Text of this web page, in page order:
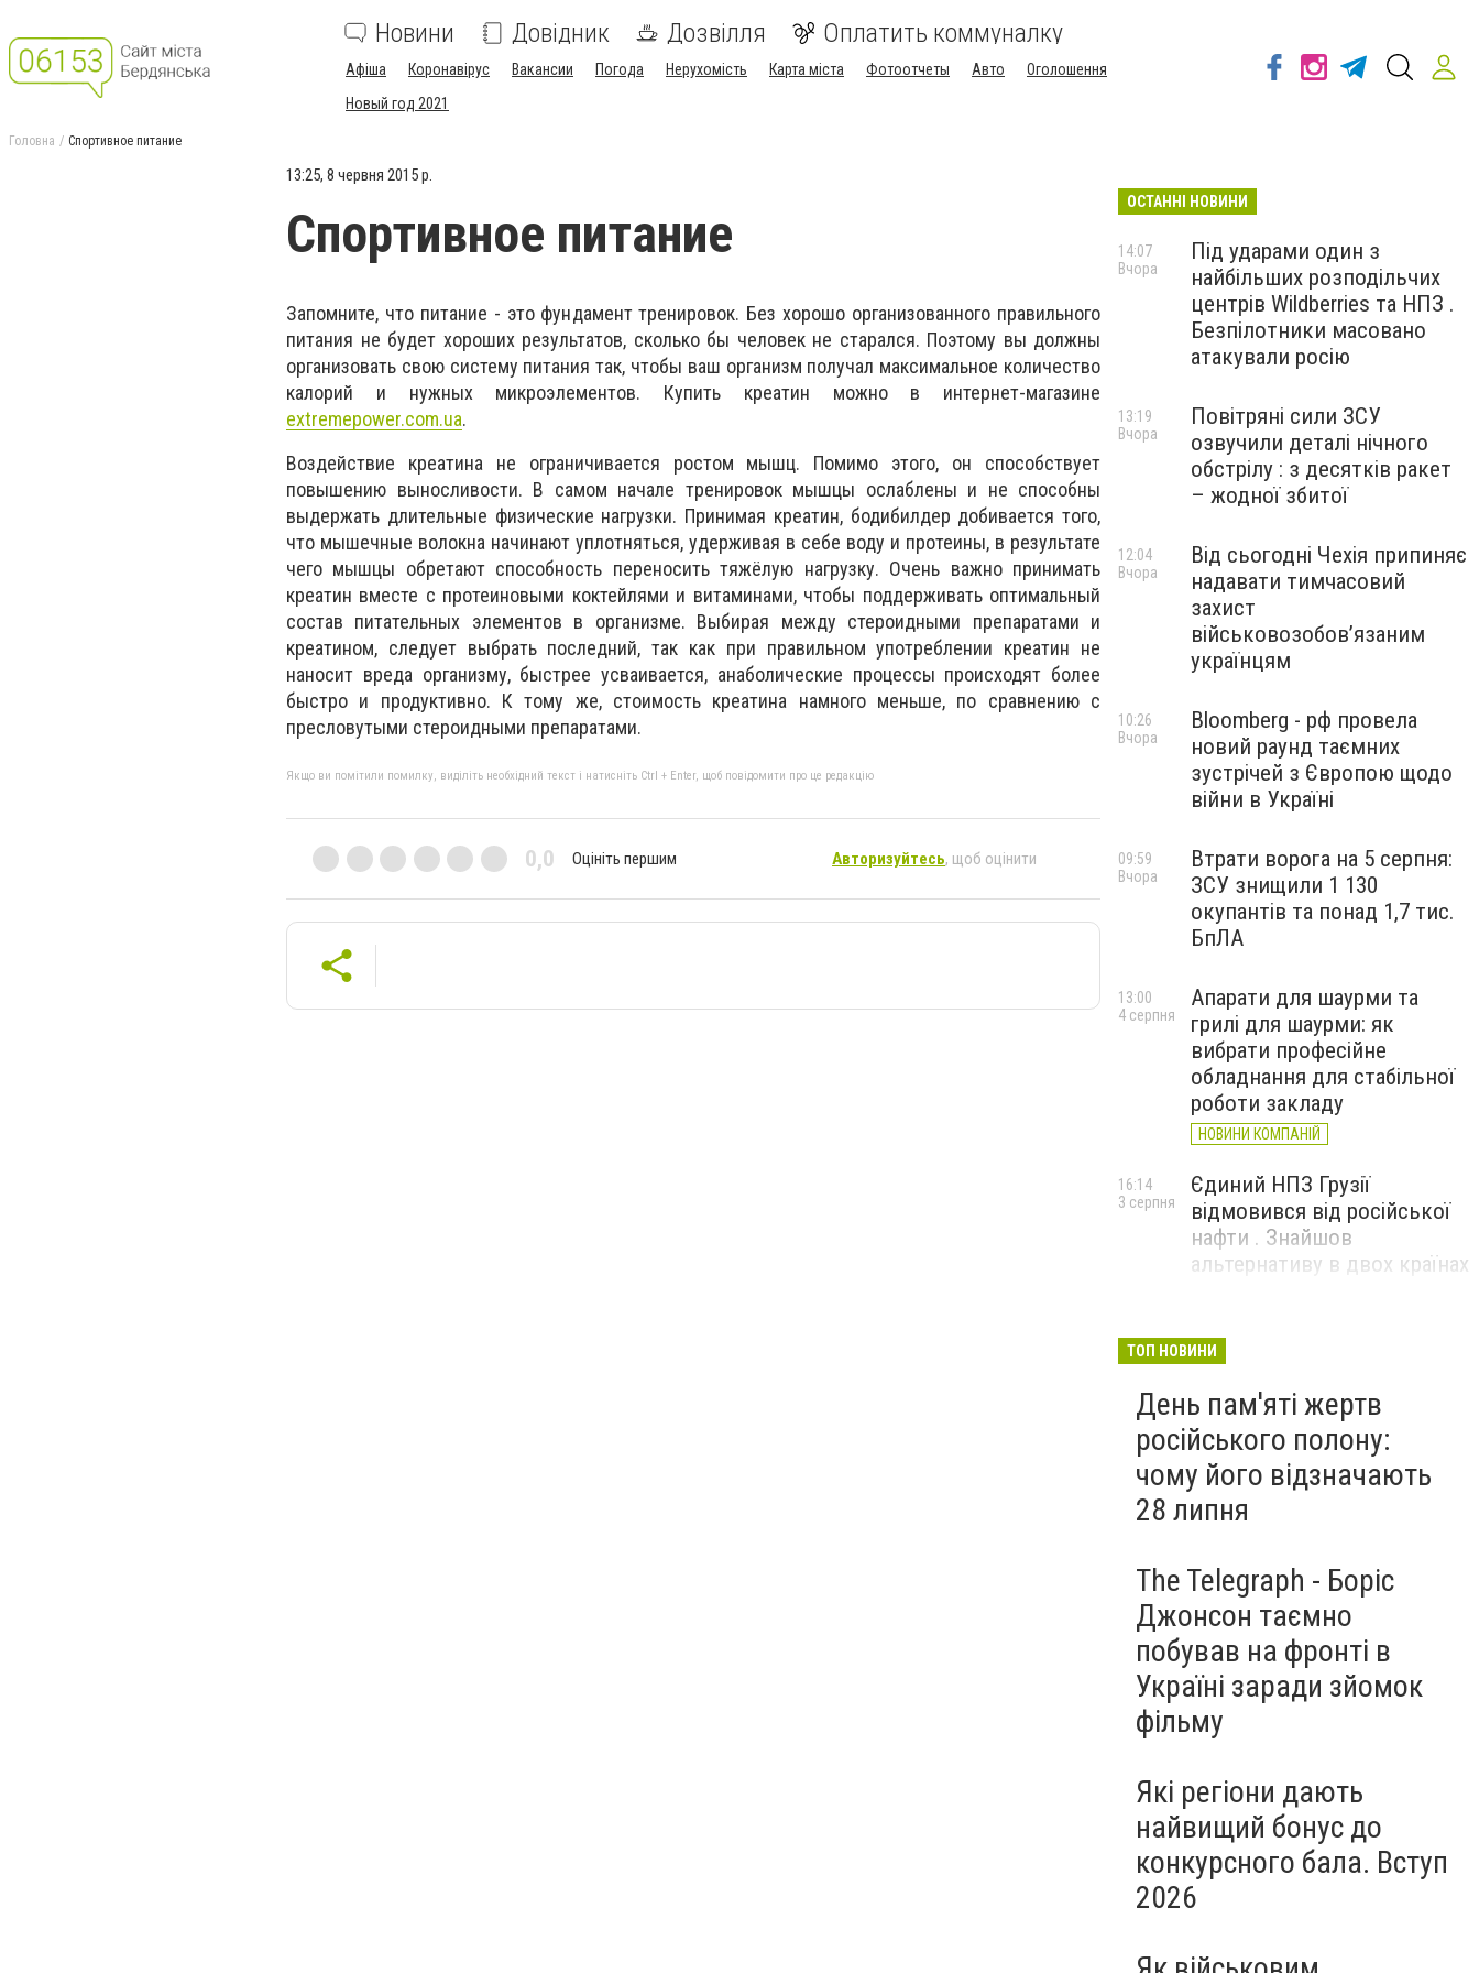
Новини Довідник Дозвілля Оплатить коммуналку
Афіша Коронавірус Вакансии Погода Нерухомість Карта міста Фотоотчеты Авто
Оголошення
Новый год 2021
Головна Спортивное питание
13:25, 8 червня 2015 р.
Спортивное питание
Запомните, что питание - это фундамент тренировок. Без хорошо организованного правильного
питания не будет хороших результатов, сколько бы человек не старался. Поэтому вы должны
организовать свою систему питания так, чтобы ваш организм получал максимальное количество
калорий и нужных микроэлементов. Купить креатин можно в интернет-магазине
extremepower.com.ua.
Воздействие креатина не ограничивается ростом мышц. Помимо этого, он способствует
повышению выносливости. В самом начале тренировок мышцы ослаблены и не способны
выдержать длительные физические нагрузки. Принимая креатин, бодибилдер добивается того,
что мышечные волокна начинают уплотняться, удерживая в себе воду и протеины, в результате
чего мышцы обретают способность переносить тяжёлую нагрузку. Очень важно принимать
креатин вместе с протеиновыми коктейлями и витаминами, чтобы поддерживать оптимальный
состав питательных элементов в организме. Выбирая между стероидными препаратами и
креатином, следует выбрать последний, так как при правильном употреблении креатин не
наносит вреда организму, быстрее усваивается, анаболические процессы происходят более
быстро и продуктивно. К тому же, стоимость креатина намного меньше, по сравнению с
пресловутыми стероидными препаратами.
Якщо ви помітили помилку, виділіть необхідний текст і натисніть Ctrl + Enter, щоб повідомити про це редакцію
0,0 Оцініть першим Авторизуйтесь, щоб оцінити
ОСТАННІ НОВИНИ
Під ударами один з
найбільших розподільчих
центрів Wildberries та НПЗ .
Безпілотники масовано
атакували росію
14:07
Вчора
Повітряні сили ЗСУ
озвучили деталі нічного
обстрілу : з десятків ракет
– жодної збитої
13:19
Вчора
Від сьогодні Чехія припиняє
надавати тимчасовий
захист
військовозобов’язаним
українцям
12:04
Вчора
Bloomberg - рф провела
новий раунд таємних
зустрічей з Європою щодо
війни в Україні
10:26
Вчора
Втрати ворога на 5 серпня:
ЗСУ знищили 1 130
окупантів та понад 1,7 тис.
БпЛА
09:59
Вчора
Апарати для шаурми та
грилі для шаурми: як
вибрати професійне
обладнання для стабільної
роботи закладу
НОВИНИ КОМПАНІЙ
13:00
4 серпня
Єдиний НПЗ Грузії
відмовився від російської
нафти . Знайшов
альтернативу в двох країнах
16:14
3 серпня
ЗСУ на Wildberries . 200 млрд
рф
3 серпня
ТОП НОВИНИ
День пам'яті жертв
російського полону:
чому його відзначають
28 липня
The Telegraph - Боріс
Джонсон таємно
побував на фронті в
Україні заради зйомок
фільму
Які регіони дають
найвищий бонус до
конкурсного бала. Вступ
2026